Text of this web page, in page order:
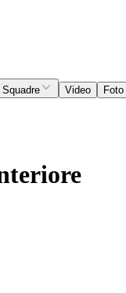
Squadre Video Foto